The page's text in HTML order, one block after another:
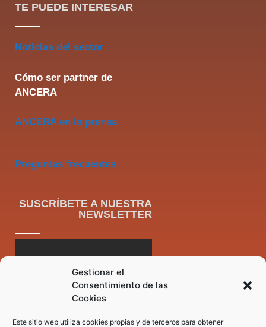
Gestionar el
Consentimiento de las
Cookies
Este sitio web utiliza cookies propias y de terceros para obtener
TE PUEDE INTERESAR
Noticias del sector
Cómo ser partner de
ANCERA
ANCERA en la prensa
Preguntas frecuentes
SUSCRÍBETE A NUESTRA
NEWSLETTER